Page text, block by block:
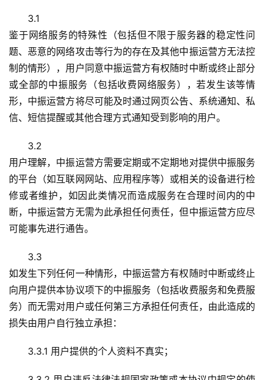
3.1
鉴于网络服务的特殊性（包括但不限于服务器的稳定性问
题、恶意的网络攻击等行为的存在及其他中振运营方无法控
制的情形），用户同意中振运营方有权随时中断或终止部分
或全部的中振服务（包括收费网络服务），若发生该等情
形，中振运营方将尽可能及时通过网页公告、系统通知、私
信、短信提醒或其他合理方式通知受到影响的用户。
3.2
用户理解，中振运营方需要定期或不定期地对提供中振服务
的平台（如互联网网站、应用程序等）或相关的设备进行检
修或者维护，如因此类情况而造成服务在合理时间内的中
断，中振运营方无需为此承担任何责任，但中振运营方应尽
可能事先进行通告。
3.3
如发生下列任何一种情形，中振运营方有权随时中断或终止
向用户提供本协议项下的中振服务（包括收费服务和免费服
务）而无需对用户或任何第三方承担任何责任，由此造成的
损失由用户自行独立承担：
3.3.1 用户提供的个人资料不真实；